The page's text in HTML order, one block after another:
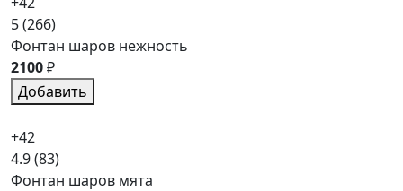
5(266)
Фонтан шаров нежность
2100₽
Добавить
+42
4.9(83)
Фонтан шаров мята